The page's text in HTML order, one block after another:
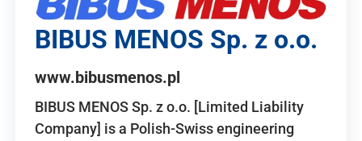
BIBUS MENOS Sp. z o.o.
www.bibusmenos.pl
BIBUS MENOS Sp. z o.o. [Limited Liability
Company] is a Polish-Swiss engineering